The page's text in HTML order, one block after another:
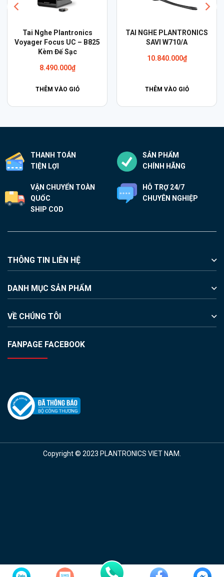
Cáp Plantronics APA-23
EHS for Alcatel Lucent
2.070.000
THÊM VÀO GIỎ
Loa Plantronics Calisto
3200 USB-A (Kèm Mic)
Liên hệ
THÊM VÀO GIỎ
THANH TOÁN
TIỆN LỢI
SẢN PHẨM
CHÍNH HÃNG
VẬN CHUYỂN TOÀN
QUỐC
SHIP COD
HỖ TRỢ 24/7
CHUYÊN NGHIỆP
THÔNG TIN LIÊN HỆ
DANH MỤC SẢN PHẨM
VỀ CHÚNG TÔI
FANPAGE FACEBOOK
Copyright © 2023 PLANTRONICS VIET NAM.